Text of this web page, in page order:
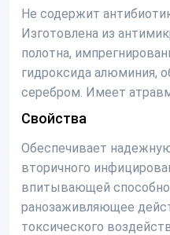
Не содержит
Изготовлена из
полотна,
гидроксида алюминия,
серебром. Имеет
Свойства
Обеспечивает
вторичного
впитывающей
ранозаживляющее
токсического